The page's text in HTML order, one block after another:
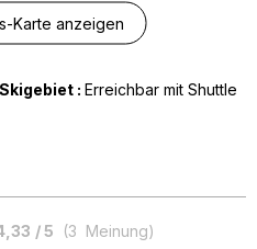
Karte anzeigen
: Erreichbar mit Shuttle
/ 5 (3 Meinung)